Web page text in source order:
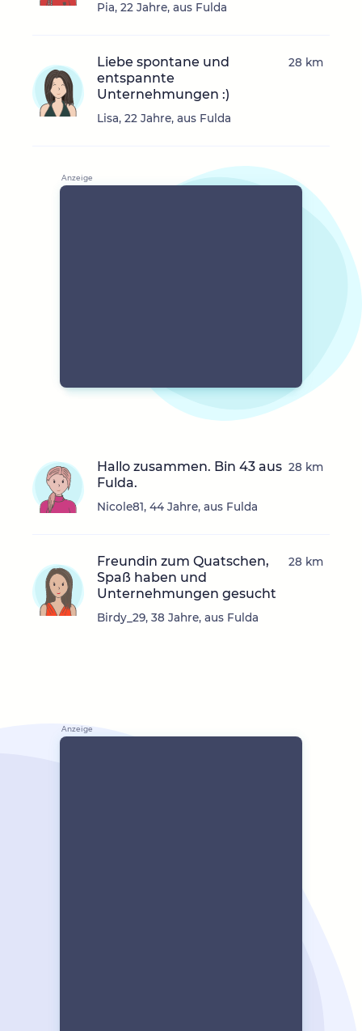
Pia, 22 Jahre, aus Fulda
Liebe spontane und
entspannte
Unternehmungen :)
Lisa, 22 Jahre, aus Fulda
28 km
Hallo zusammen. Bin 43 aus
Fulda.
Nicole81, 44 Jahre, aus Fulda
28 km
Freundin zum Quatschen,
Spaß haben und
Unternehmungen gesucht
Birdy_29, 38 Jahre, aus Fulda
28 km